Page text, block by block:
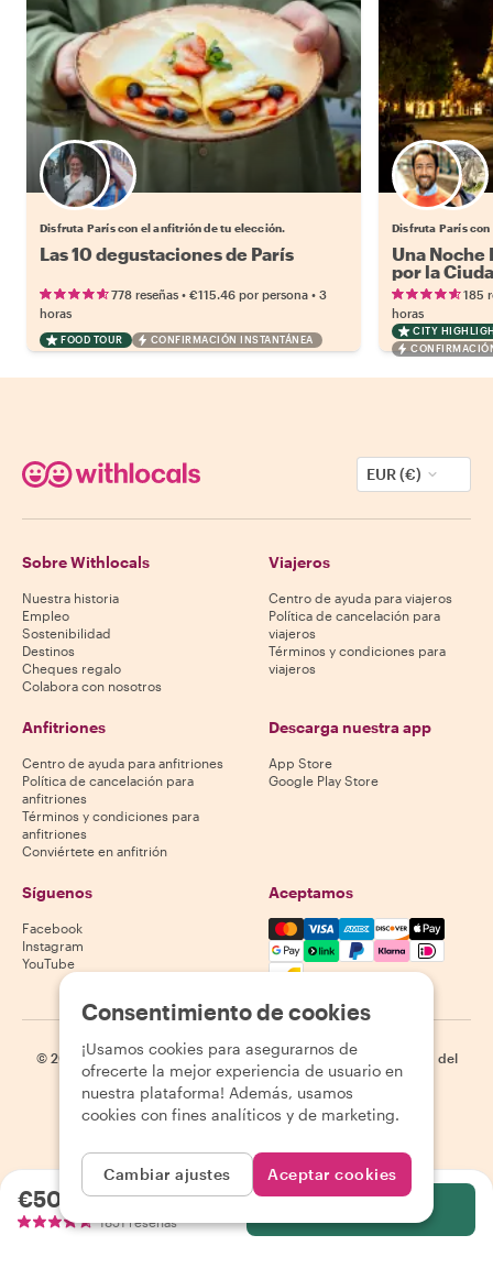
Disfruta París con el anfitrión de tu elección.
Las 10 degustaciones de París
778 reseñas • €115.46 por persona • 3
horas
FOOD TOUR CONFIRMACIÓN INSTANTÁNEA
Disfruta París
Una Noche
por la
185
horas
CITY
€50.35por persona
1851 reseñas
EUR (€)
Sobre Withlocals
Nuestra historia
Empleo
Sostenibilidad
Destinos
Cheques regalo
Colabora con nosotros
Viajeros
Centro de ayuda para viajeros
Política de cancelación para
viajeros
Términos y condiciones para
viajeros
Anfitriones
Centro de ayuda para anfitriones
Política de cancelación para
anfitriones
Términos y condiciones para
anfitriones
Conviértete en anfitrión
Descarga nuestra app
App Store
Google Play Store
Síguenos
Facebook
Instagram
YouTube
Aceptamos
Mastercard, Visa, Amex,
© 2026 Withlocals.com | Política de privacidad | Cookies
Mapa del
sitio
Consentimiento de cookies
¡Usamos cookies para asegurarnos de
ofrecerte la mejor experiencia de usuario en
nuestra plataforma! Además, usamos
cookies con fines analíticos y de marketing.
Cambiar ajustes Aceptar cookies